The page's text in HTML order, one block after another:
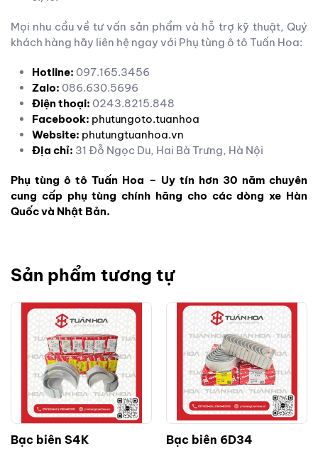
Mọi nhu cầu về tư vấn sản phẩm và hỗ trợ kỹ thuật, Quý
khách hàng hãy liên hệ ngay với Phụ tùng ô tô Tuấn Hoa:
Hotline: 097.165.3456
Zalo: 086.630.5696
Điện thoại: 0243.8215.848
Facebook: phutungoto.tuanhoa
Website: phutungtuanhoa.vn
Địa chỉ: 31 Đỗ Ngọc Du, Hai Bà Trưng, Hà Nội
Phụ tùng ô tô Tuấn Hoa – Uy tín hơn 30 năm chuyên
cung cấp phụ tùng chính hãng cho các dòng xe Hàn
Quốc và Nhật Bản.
Sản phẩm tương tự
Bạc biên S4K Bạc biên 6D34